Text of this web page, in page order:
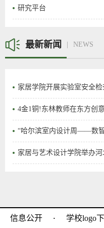
研究平台
最新新闻 NEWS
家居学院开展实验室安全
4金1铜!东林教师在东方创
“哈尔滨室内设计周——数
家居与艺术设计学院举办
信息公开 · 学校logo